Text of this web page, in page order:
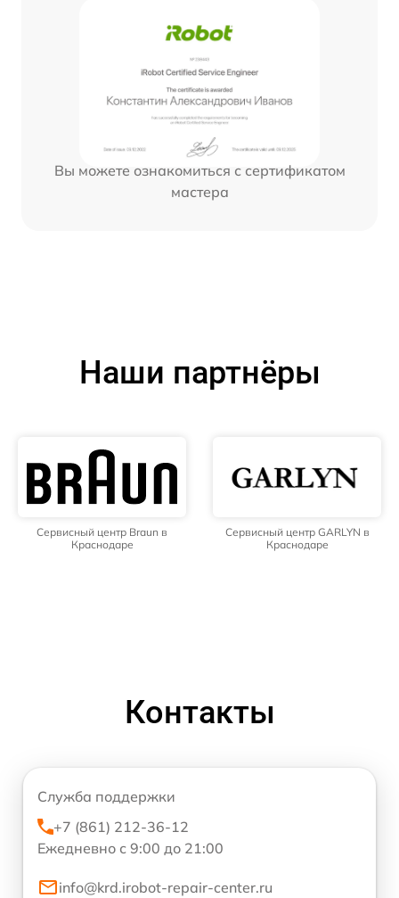
Вы можете ознакомиться с сертификатом
мастера
Наши партнёры
Сервисный центр Braun в
Краснодаре
Сервисный центр GARLYN в
Краснодаре
Контакты
Служба поддержки
+7 (861) 212-36-12
Ежедневно с 9:00 до 21:00
info@krd.irobot-repair-center.ru